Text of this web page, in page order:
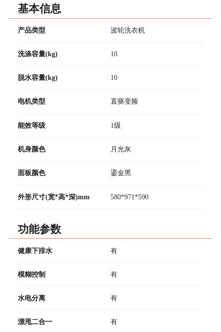
基本信息
产品类型 波轮洗衣机
洗涤容量(kg) 10
脱水容量(kg) 10
电机类型 直驱变频
能效等级 1级
机身颜色 月光灰
面板颜色 鎏金黑
外形尺寸(宽*高*深)mm 580*971*590
功能参数
健康下排水 有
模糊控制 有
水电分离 有
漂甩二合一 有